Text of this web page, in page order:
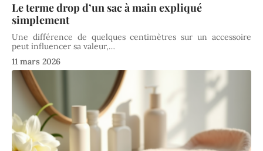
Le terme drop d’un sac à main expliqué
simplement
Une différence de quelques centimètres sur un accessoire
peut influencer sa valeur,…
11 mars 2026